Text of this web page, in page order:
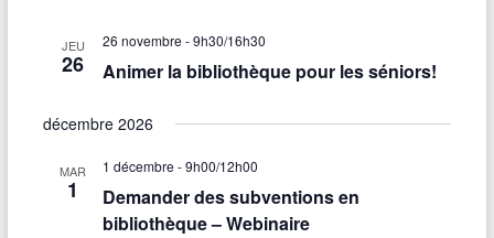
JEU
26
26 novembre - 9h30/16h30
Animer la bibliothèque pour les séniors!
décembre 2026
MAR
1
1 décembre - 9h00/12h00
Demander des subventions en
bibliothèque – Webinaire